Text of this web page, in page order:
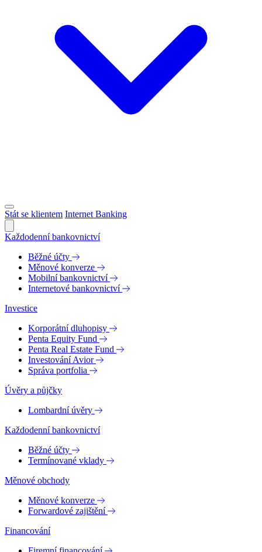
Stát se klientem Internet Banking
Každodenní bankovnictví
Běžné účty
Měnové konverze
Mobilní bankovnictví
Internetové bankovnictví
Investice
Korporátní dluhopisy
Penta Equity Fund
Penta Real Estate Fund
Investování Avior
Správa portfolia
Úvěry a půjčky
Lombardní úvěry
Každodenní bankovnictví
Běžné účty
Termínované vklady
Měnové obchody
Měnové konverze
Forwardové zajištění
Financování